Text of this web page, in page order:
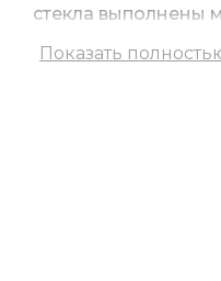
стекла выполнены
термосверления,
Показать